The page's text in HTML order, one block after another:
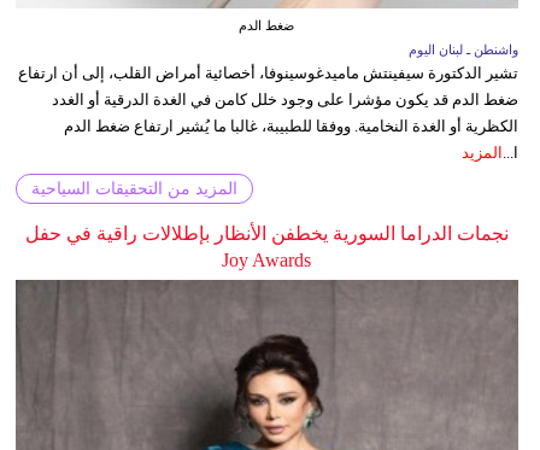
ضغط الدم
واشنطن ـ لبنان اليوم
تشير الدكتورة سيفينتش ماميدغوسينوفا، أخصائية أمراض القلب، إلى أن ارتفاع
ضغط الدم قد يكون مؤشرا على وجود خلل كامن في الغدة الدرقية أو الغدد
الكظرية أو الغدة النخامية. ووفقا للطبيبة، غالبا ما يُشير ارتفاع ضغط الدم
ا...
المزيد
المزيد من التحقيقات السياحية
نجمات الدراما السورية يخطفن الأنظار بإطلالات راقية في حفل
Joy Awards